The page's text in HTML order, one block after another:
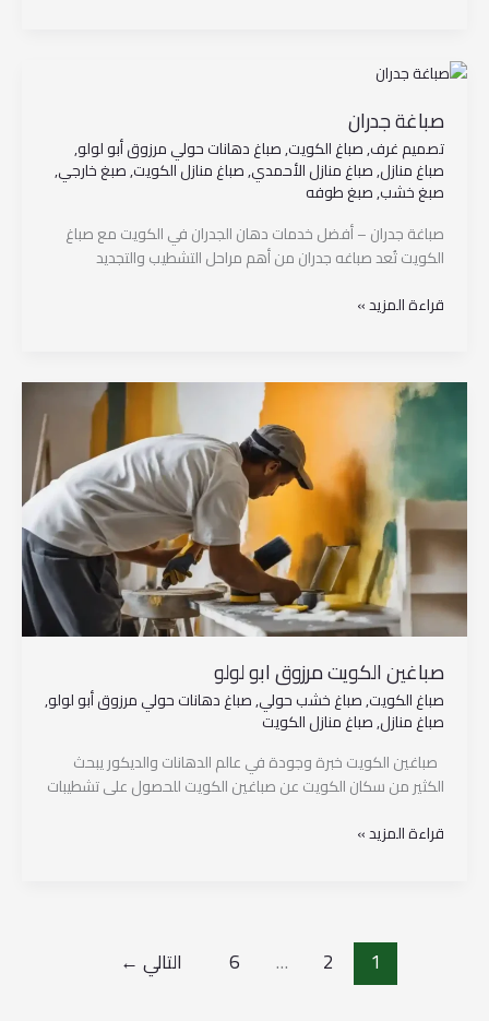
صباغة جدران
تصميم غرف,صباغ الكويت,صباغ دهانات حولي مرزوق أبو لولو,
صباغ منازل,صباغ منازل الأحمدي,صباغ منازل الكويت,صبغ خارجي,
صبغ خشب,صبغ طوفه
صباغة جدران – أفضل خدمات دهان الجدران في الكويت مع صباغ
الكويت تُعد صباغه جدران من أهم مراحل التشطيب والتجديد
صباغة
قراءة المزيد »
صباغين الكويت مرزوق ابو لولو
صباغ الكويت,صباغ خشب حولي,صباغ دهانات حولي مرزوق أبو لولو,
صباغ منازل,صباغ منازل الكويت
صباغين الكويت خبرة وجودة في عالم الدهانات والديكور يبحث
الكثير من سكان الكويت عن صباغين الكويت للحصول على تشطيبات
صباغين
الكويت
قراءة المزيد »
1
2
…
6 التالي ←